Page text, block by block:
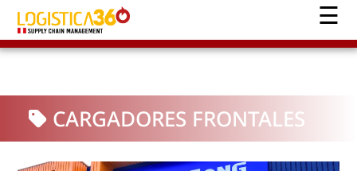
CARGADORES FRONTALES